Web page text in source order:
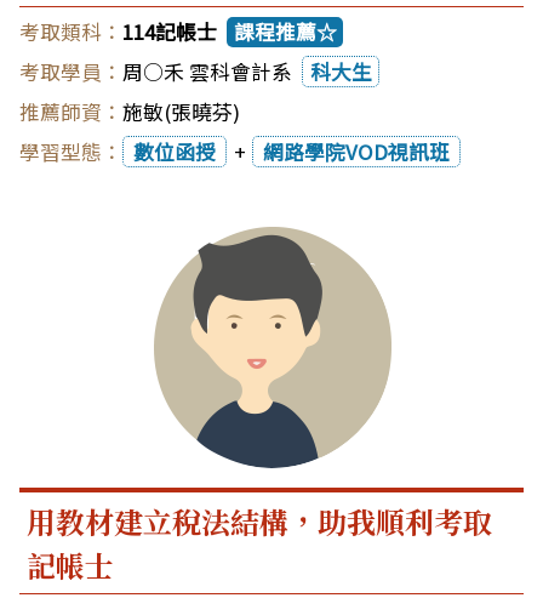
114記帳士 課程推薦☆
周○禾 雲科會計系
科大生
施敏(張曉芬)
數位函授
+ 網路學院VOD視訊班
用教材建立稅法結構，助我順利考取
記帳士